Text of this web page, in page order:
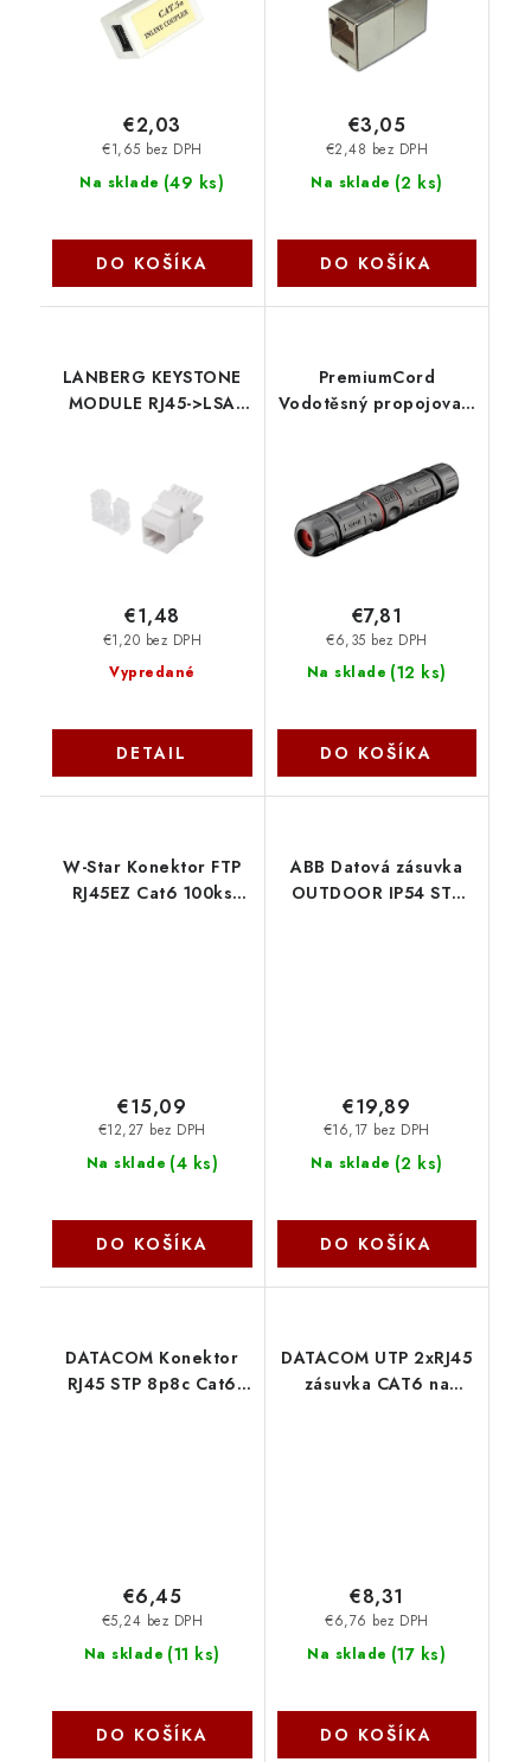
Na sklade (49 ks)
€1,65 bez DPH
€2,03
DO KOŠÍKA
Na sklade (2 ks)
€2,48 bez DPH
€3,05
DO KOŠÍKA
LANBERG KEYSTONE
MODULE RJ45->LSA
Vypredané
€1,20 bez DPH
€1,48
DETAIL
PremiumCord
Vodotěsný propojovací
Cat.6, stíněný srjbox-
05
Na sklade (12 ks)
€6,35 bez DPH
€7,81
DO KOŠÍKA
W-Star Konektor FTP
RJ45EZ Cat6 100ks
Na sklade (4 ks)
€12,27 bez DPH
€15,09
DO KOŠÍKA
ABB Datová zásuvka
OUTDOOR IP54 STP
Na sklade (2 ks)
€16,17 bez DPH
€19,89
DO KOŠÍKA
DATACOM Konektor
RJ45 STP 8p8c Cat6
Na sklade (11 ks)
€5,24 bez DPH
€6,45
DO KOŠÍKA
DATACOM UTP 2xRJ45
zásuvka CAT6 na
Na sklade (17 ks)
€6,76 bez DPH
€8,31
DO KOŠÍKA